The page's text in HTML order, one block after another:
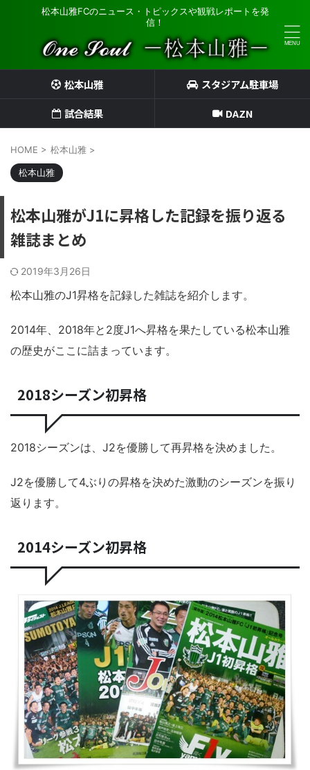
松本山雅FCのニュース・トピックスや観戦レポートを発
信！
松本山雅
スタジアム駐車場
試合結果
DAZN
HOME > 松本山雅 >
松本山雅
松本山雅がJ1に昇格した記録を振り返る
雑誌まとめ
2019年3月26日
松本山雅のJ1昇格を記録した雑誌を紹介します。
2014年、2018年と2度J1へ昇格を果たしている松本山雅
の歴史がここに詰まっています。
2018シーズン初昇格
2018シーズンは、J2を優勝して再昇格を決めました。
J2を優勝して4ぶりの昇格を決めた激動のシーズンを振り
返ります。
2014シーズン初昇格